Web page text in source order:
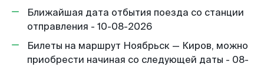
Ближайшая дата отбытия поезда со станции
отправления - 10-08-2026
Билеты на маршрут Ноябрьск — Киров, можно
приобрести начиная со следующей даты - 08-